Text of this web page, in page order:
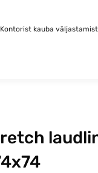
kauba